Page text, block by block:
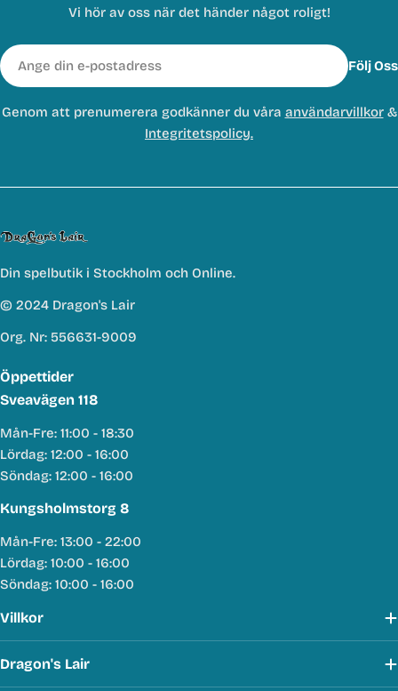
Vi hör av oss när det händer något roligt!
E-
post
Följ Oss
Genom att prenumerera godkänner du våra användarvillkor&
Integritetspolicy.
Din spelbutik i Stockholm och Online.
© 2024 Dragon's Lair
Org. Nr: 556631-9009
Öppettider
Sveavägen 118
Mån-Fre: 11:00 - 18:30
Lördag: 12:00 - 16:00
Söndag: 12:00 - 16:00
Kungsholmstorg 8
Mån-Fre: 13:00 - 22:00
Lördag: 10:00 - 16:00
Söndag: 10:00 - 16:00
Villkor
Dragon's Lair